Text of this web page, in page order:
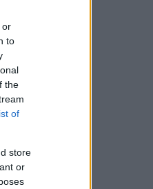
or
to
the
of
store
or
26 - 21:59
πρόκληση στο Αιγαίο
χωροταξικό για τον
«Καμία νομική συνέπεια»
σε πετρέλαιο και αέριο